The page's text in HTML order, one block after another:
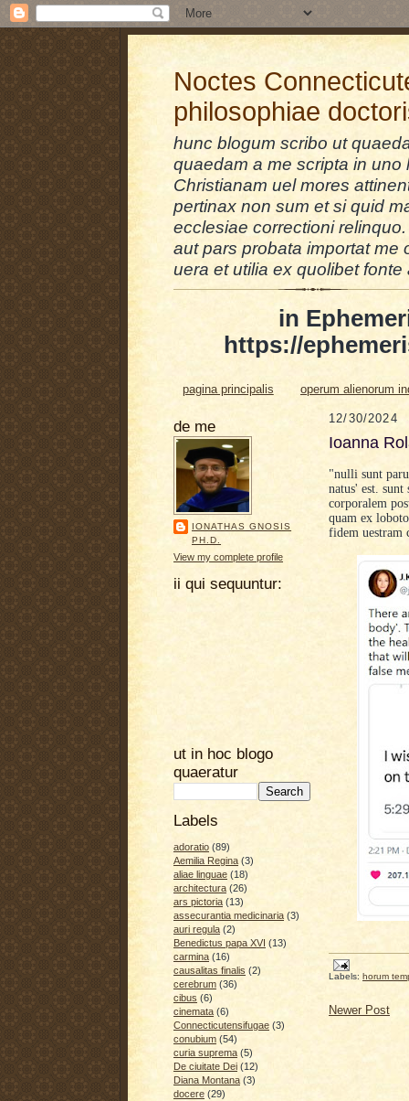
Noctes
philosophiae
hunc blogum scribo ut
quaedam a me scripta in
Christianam uel mores
pertinax non sum et si quid
ecclesiae correctioni
aut pars probata importat me
uera et utilia ex quolibet fonte
in
https://
pagina principalis operum alienorum
de me
IONATHAS GNOSIS
PH.D.
View my complete profile
ii qui sequuntur:
ut in hoc blogo
quaeratur
Labels
adoratio (89)
Aemilia Regina (3)
aliae linguae (18)
architectura (26)
ars pictoria (13)
assecurantia medicinaria (3)
auri regula (2)
Benedictus papa XVI (13)
carmina (16)
causalitas finalis (2)
cerebrum (36)
cibus (6)
cinemata (6)
Connecticutensifugae (3)
conubium (54)
curia suprema (5)
De ciuitate Dei (12)
Diana Montana (3)
docere (29)
12/30/2024
Ioanna
"nulli sunt
natus' est.
corporalem
quam ex
fidem
Labels: horum
Newer Post